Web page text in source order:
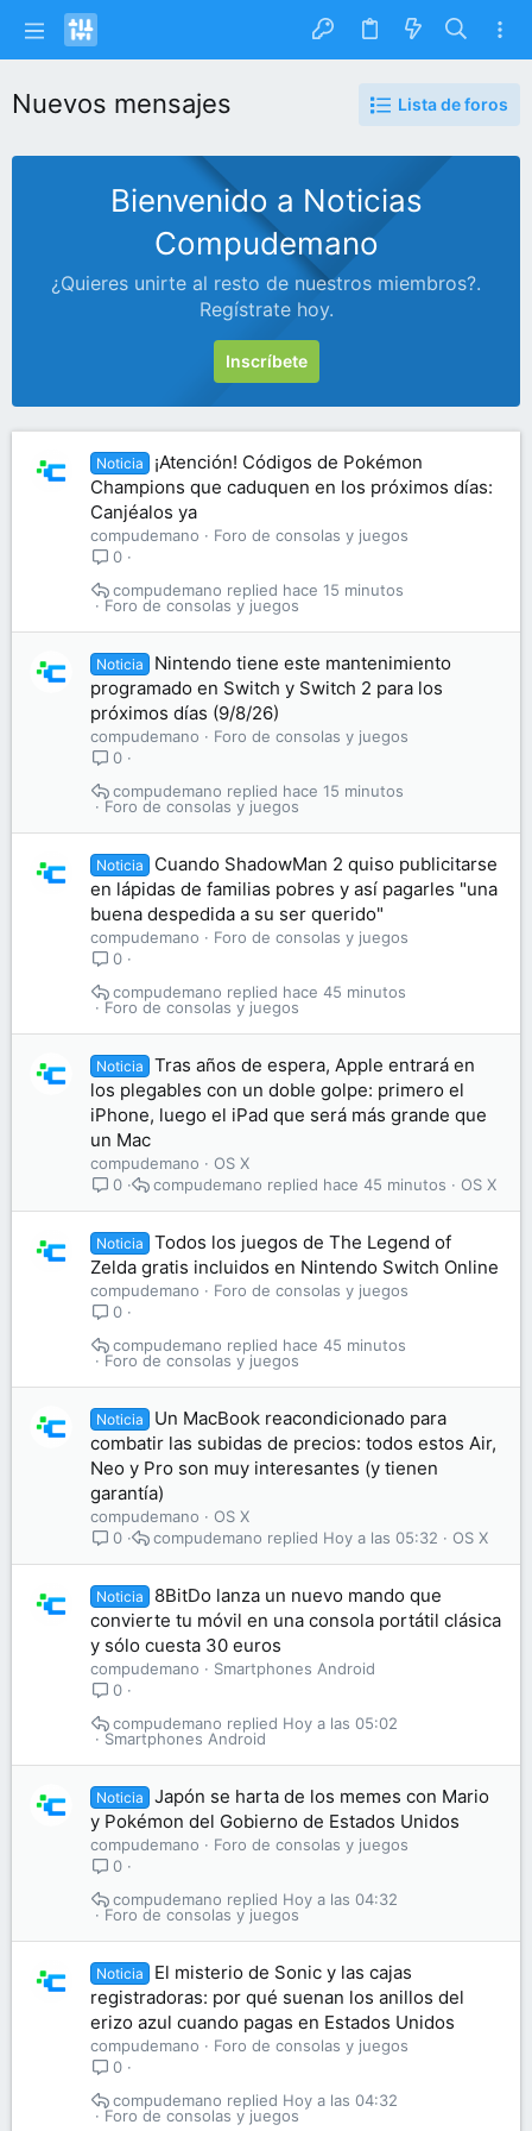
Nuevos mensajes Lista de foros
Bienvenido a Noticias
Compudemano
¿Quieres unirte al resto de nuestros miembros?.
Regístrate hoy.
Inscríbete
Noticia
¡Atención! Códigos de Pokémon
Champions que caduquen en los próximos días:
Canjéalos ya
compudemano
Foro de consolas y juegos
0
Foro de consolas y juegos
hace 15 minutos
compudemano
Noticia
Nintendo tiene este mantenimiento
programado en Switch y Switch 2 para los
próximos días (9/8/26)
compudemano
Foro de consolas y juegos
0
Foro de consolas y juegos
hace 15 minutos
compudemano
Noticia
Cuando ShadowMan 2 quiso publicitarse
en lápidas de familias pobres y así pagarles "una
buena despedida a su ser querido"
compudemano
Foro de consolas y juegos
0
Foro de consolas y juegos
hace 45 minutos
compudemano
Noticia
Tras años de espera, Apple entrará en
los plegables con un doble golpe: primero el
iPhone, luego el iPad que será más grande que
un Mac
compudemano
OS X
0
OS X
hace 45 minutos
compudemano
Noticia
Todos los juegos de The Legend of
Zelda gratis incluidos en Nintendo Switch Online
compudemano
Foro de consolas y juegos
0
Foro de consolas y juegos
hace 45 minutos
compudemano
Noticia
Un MacBook reacondicionado para
combatir las subidas de precios: todos estos Air,
Neo y Pro son muy interesantes (y tienen
garantía)
compudemano
OS X
0
OS X
Hoy a las 05:32
compudemano
Noticia
8BitDo lanza un nuevo mando que
convierte tu móvil en una consola portátil clásica
y sólo cuesta 30 euros
compudemano
Smartphones Android
0
Smartphones Android
Hoy a las 05:02
compudemano
Noticia
Japón se harta de los memes con Mario
y Pokémon del Gobierno de Estados Unidos
compudemano
Foro de consolas y juegos
0
Foro de consolas y juegos
Hoy a las 04:32
compudemano
Noticia
El misterio de Sonic y las cajas
registradoras: por qué suenan los anillos del
erizo azul cuando pagas en Estados Unidos
compudemano
Foro de consolas y juegos
0
Foro de consolas y juegos
Hoy a las 04:32
compudemano